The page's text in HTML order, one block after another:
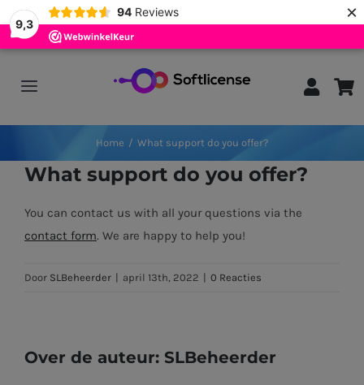
9,3
94 Reviews ×
naar
Toggle
Navigation
Office
Home What support do you offer?
What support do you offer?
You can contact us with all your questions via the
contact form. We are happy to help you!
Door SLBeheerder april 13th, 2022 0 Reacties
Over de auteur: SLBeheerder